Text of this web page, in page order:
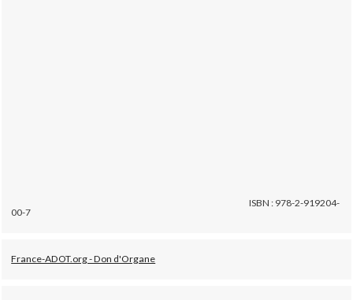
ISBN : 978-2-919204-
00-7
France-ADOT.org - Don d'Organe